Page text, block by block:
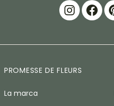
PROMESSE DE FLEURS
La marca